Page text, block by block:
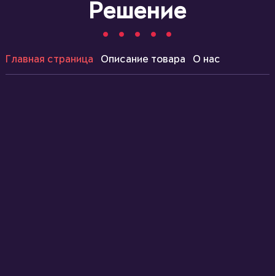
Решение
Главная страница Описание товара О нас